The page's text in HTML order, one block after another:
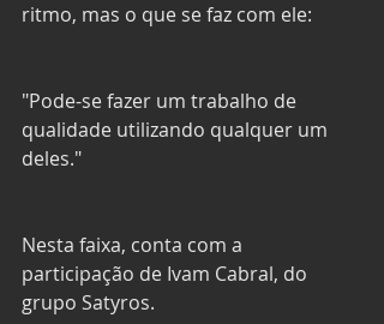
ritmo, mas o que se faz com ele:
"Pode-se fazer um trabalho de
qualidade utilizando qualquer um
deles."
Nesta faixa, conta com a
participação de Ivam Cabral, do
grupo Satyros.